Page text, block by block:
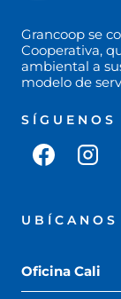
Grancoop se
Cooperativa,
ambiental a
modelo de
SÍGUENOS
UBÍCANOS
Oficina Cali